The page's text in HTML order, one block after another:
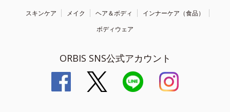
スキンケア メイク ヘア＆ボディ
インナーケア（食品）
ボディウェア
ORBIS SNS公式アカウント